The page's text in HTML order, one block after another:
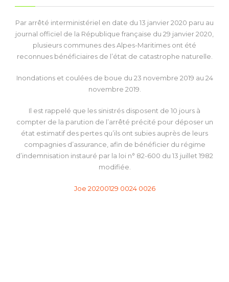
Par arrêté interministériel en date du 13 janvier 2020 paru au
journal officiel de la République française du 29 janvier 2020,
plusieurs communes des Alpes-Maritimes ont été
reconnues bénéficiaires de l’état de catastrophe naturelle.
Inondations et coulées de boue du 23 novembre 2019 au 24
novembre 2019.
Il est rappelé que les sinistrés disposent de 10 jours à
compter de la parution de l’arrêté précité pour déposer un
état estimatif des pertes qu’ils ont subies auprès de leurs
compagnies d’assurance, afin de bénéficier du régime
d’indemnisation instauré par la loi n° 82-600 du 13 juillet 1982
modifiée.
Joe 20200129 0024 0026